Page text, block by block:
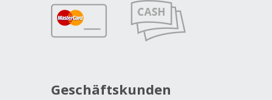
Geschäftskunden